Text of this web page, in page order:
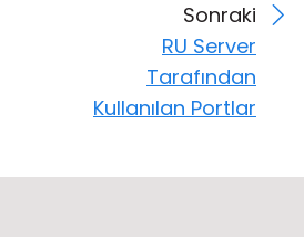
Sonraki
RU Server
Tarafından
Kullanılan Portlar